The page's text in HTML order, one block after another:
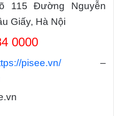
115 Đường Nguyễn
Giấy, Hà Nội
0000
pisee.vn/–